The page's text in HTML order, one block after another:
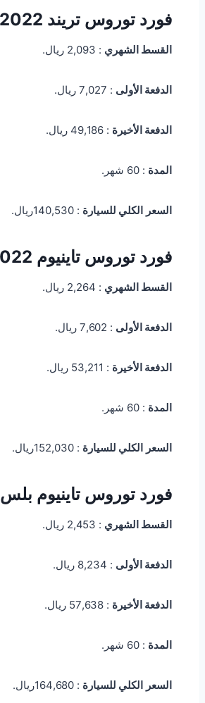
فورد توروس تريند 2022
القسط الشهري : 2,093 ريال.
الدفعة الأولى : 7,027 ريال.
الدفعة الأخيرة : 49,186 ريال.
المدة : 60 شهر.
السعر الكلي للسيارة : 140,530ريال.
فورد توروس تاينيوم 2022
القسط الشهري : 2,264 ريال.
الدفعة الأولى : 7,602 ريال.
الدفعة الأخيرة : 53,211 ريال.
المدة : 60 شهر.
السعر الكلي للسيارة : 152,030ريال.
فورد توروس تاينيوم بلس 2022
القسط الشهري : 2,453 ريال.
الدفعة الأولى : 8,234 ريال.
الدفعة الأخيرة : 57,638 ريال.
المدة : 60 شهر.
السعر الكلي للسيارة : 164,680ريال.